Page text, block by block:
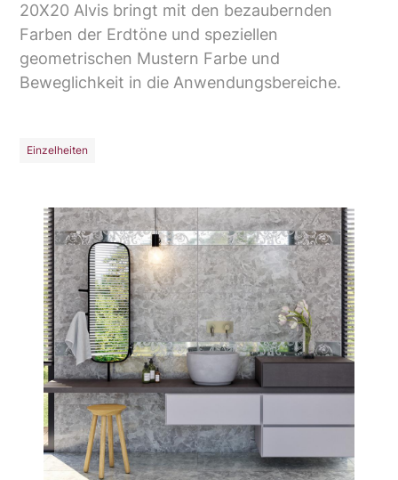
20X20 Alvis bringt mit den bezaubernden
Farben der Erdtöne und speziellen
geometrischen Mustern Farbe und
Beweglichkeit in die Anwendungsbereiche.
Einzelheiten